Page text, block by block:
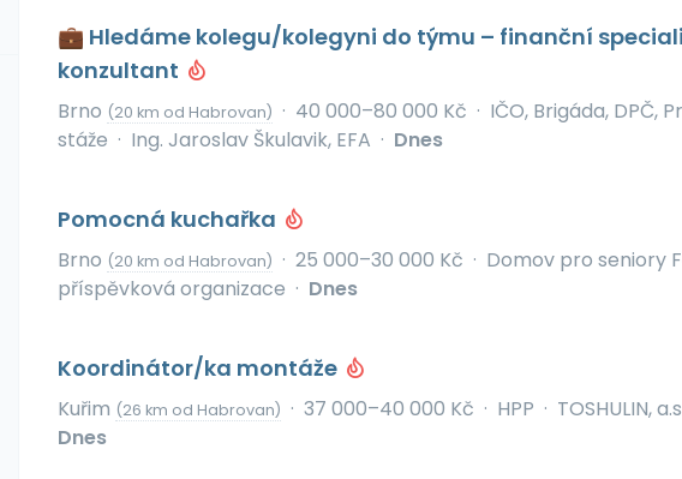
💼 Hledáme kolegu/kolegyni do týmu – finanční
konzultant
Brno (20 km od Habrovan) · 40 000–80 000 Kč · IČO, Brigáda, DPČ,
stáže · Ing. Jaroslav Škulavik, EFA · Dnes
Pomocná kuchařka
Brno (20 km od Habrovan) · 25 000–30 000 Kč · Domov pro seniory
příspěvková organizace · Dnes
Koordinátor/ka montáže
Kuřim (26 km od Habrovan) · 37 000–40 000 Kč · HPP · TOSHULIN,
Dnes